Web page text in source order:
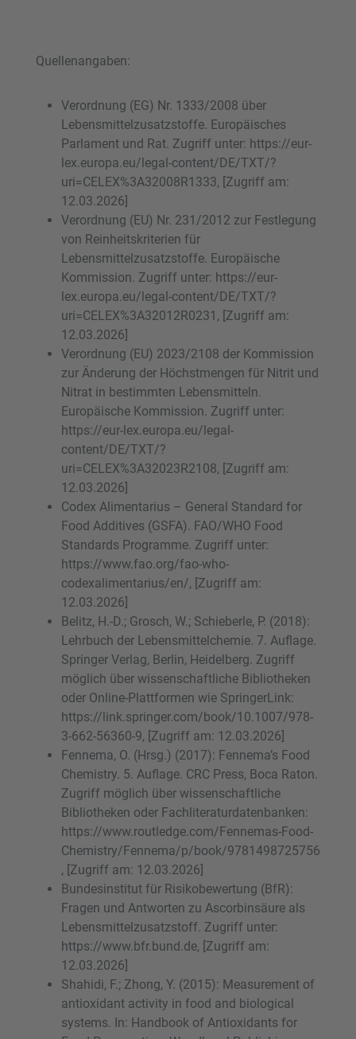
Quellenangaben:
Verordnung (EG) Nr. 1333/2008 über
Lebensmittelzusatzstoffe. Europäisches
Parlament und Rat. Zugriff unter: https://eur-
lex.europa.eu/legal-content/DE/TXT/?
uri=CELEX%3A32008R1333, [Zugriff am:
12.03.2026]
Verordnung (EU) Nr. 231/2012 zur Festlegung
von Reinheitskriterien für
Lebensmittelzusatzstoffe. Europäische
Kommission. Zugriff unter: https://eur-
lex.europa.eu/legal-content/DE/TXT/?
uri=CELEX%3A32012R0231, [Zugriff am:
12.03.2026]
Verordnung (EU) 2023/2108 der Kommission
zur Änderung der Höchstmengen für Nitrit und
Nitrat in bestimmten Lebensmitteln.
Europäische Kommission. Zugriff unter:
https://eur-lex.europa.eu/legal-
content/DE/TXT/?
uri=CELEX%3A32023R2108, [Zugriff am:
12.03.2026]
Codex Alimentarius – General Standard for
Food Additives (GSFA). FAO/WHO Food
Standards Programme. Zugriff unter:
https://www.fao.org/fao-who-
codexalimentarius/en/, [Zugriff am:
12.03.2026]
Belitz, H.-D.; Grosch, W.; Schieberle, P. (2018):
Lehrbuch der Lebensmittelchemie. 7. Auflage.
Springer Verlag, Berlin, Heidelberg. Zugriff
möglich über wissenschaftliche Bibliotheken
oder Online-Plattformen wie SpringerLink:
https://link.springer.com/book/10.1007/978-
3-662-56360-9, [Zugriff am: 12.03.2026]
Fennema, O. (Hrsg.) (2017): Fennema’s Food
Chemistry. 5. Auflage. CRC Press, Boca Raton.
Zugriff möglich über wissenschaftliche
Bibliotheken oder Fachliteraturdatenbanken:
https://www.routledge.com/Fennemas-Food-
Chemistry/Fennema/p/book/9781498725756
, [Zugriff am: 12.03.2026]
Bundesinstitut für Risikobewertung (BfR):
Fragen und Antworten zu Ascorbinsäure als
Lebensmittelzusatzstoff. Zugriff unter:
https://www.bfr.bund.de, [Zugriff am:
12.03.2026]
Shahidi, F.; Zhong, Y. (2015): Measurement of
antioxidant activity in food and biological
systems. In: Handbook of Antioxidants for